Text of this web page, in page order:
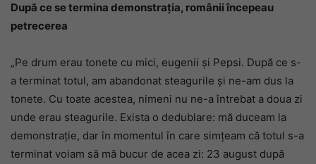
După ce se termina demonstraţia, românii începeau
petrecerea
„Pe drum erau tonete cu mici, eugenii şi Pepsi. După ce s-
a terminat totul, am abandonat steagurile şi ne-am dus la
tonete. Cu toate acestea, nimeni nu ne-a întrebat a doua zi
unde erau steagurile. Exista o dedublare: mă duceam la
demonstraţie, dar în momentul în care simţeam că totul s-a
terminat voiam să mă bucur de acea zi: 23 august după